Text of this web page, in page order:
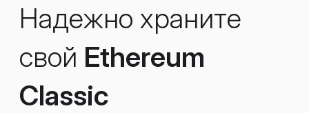
Надежно храните
свой Ethereum
Classic